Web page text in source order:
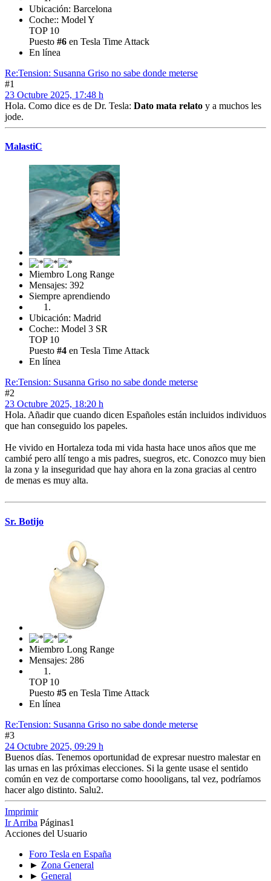
Ubicación: Barcelona
Coche:: Model Y
TOP 10
Puesto #6 en Tesla Time Attack
En línea
Re:Tension: Susanna Griso no sabe donde meterse
#1
23 Octubre 2025, 17:48 h
Hola. Como dice es de Dr. Tesla: Dato mata relato y a muchos les
jode.
MalastiC
Miembro Long Range
Mensajes: 392
Siempre aprendiendo
Ubicación: Madrid
Coche:: Model 3 SR
TOP 10
Puesto #4 en Tesla Time Attack
En línea
Re:Tension: Susanna Griso no sabe donde meterse
#2
23 Octubre 2025, 18:20 h
Hola. Añadir que cuando dicen Españoles están incluidos individuos
que han conseguido los papeles.
He vivido en Hortaleza toda mi vida hasta hace unos años que me
cambié pero allí tengo a mis padres, suegros, etc. Conozco muy bien
la zona y la inseguridad que hay ahora en la zona gracias al centro
de menas es muy alta.
Sr. Botijo
Miembro Long Range
Mensajes: 286
TOP 10
Puesto #5 en Tesla Time Attack
En línea
Re:Tension: Susanna Griso no sabe donde meterse
#3
24 Octubre 2025, 09:29 h
Buenos días. Tenemos oportunidad de expresar nuestro malestar en
las urnas en las próximas elecciones. Si la gente usase el sentido
común en vez de comportarse como hoooligans, tal vez, podríamos
hacer algo distinto. Salu2.
Imprimir
Ir Arriba Páginas1
Acciones del Usuario
Foro Tesla en España
► Zona General
► General